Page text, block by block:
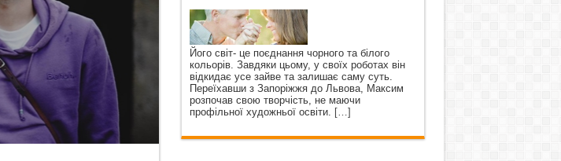
Його світ- це поєднання чорного та білого
кольорів. Завдяки цьому, у своїх роботах він
відкидає усе зайве та залишає саму суть.
Переїхавши з Запоріжжя до Львова, Максим
розпочав свою творчість, не маючи
профільної художньої освіти. […]